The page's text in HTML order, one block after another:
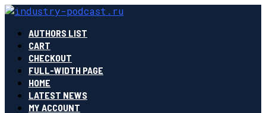
AUTHORS LIST
CART
CHECKOUT
FULL-WIDTH PAGE
HOME
LATEST NEWS
MY ACCOUNT